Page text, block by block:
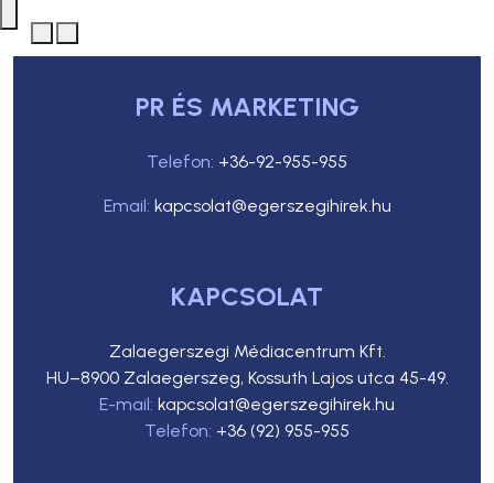
PR ÉS MARKETING
Telefon: +36-92-955-955
Email: kapcsolat@egerszegihirek.hu
KAPCSOLAT
Zalaegerszegi Médiacentrum Kft.
HU–8900 Zalaegerszeg, Kossuth Lajos utca 45-49.
E-mail: kapcsolat@egerszegihirek.hu
Telefon: +36 (92) 955-955